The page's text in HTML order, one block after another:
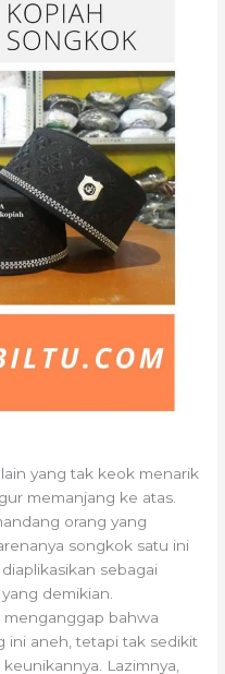
yang tak keok menarik
memanjang ke atas.
orang yang
songkok satu ini
sebagai
demikian.
menganggap bahwa
ini aneh, tetapi tak sedikit
Lazimnya,